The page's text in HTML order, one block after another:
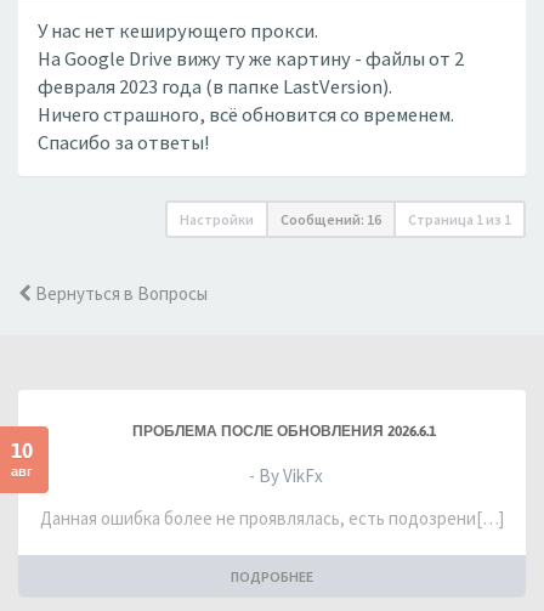
У нас нет кеширующего прокси.
На Google Drive вижу ту же картину - файлы от 2
февраля 2023 года (в папке LastVersion).
Ничего страшного, всё обновится со временем.
Спасибо за ответы!
Настройки Сообщений: 16 Страница 1 из 1
Вернуться в Вопросы
10
авг
ПРОБЛЕМА ПОСЛЕ ОБНОВЛЕНИЯ 2026.6.1
- By VikFx
Данная ошибка более не проявлялась, есть подозрени[…]
ПОДРОБНЕЕ